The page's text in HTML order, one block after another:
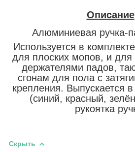
Описание
Алюминиевая ручка-
Используется в
для плоских мопов, и для
держателями падов,
сгонам для пола с
крепления. Выпускается
(синий, красный,
рукоятка
Скрыть